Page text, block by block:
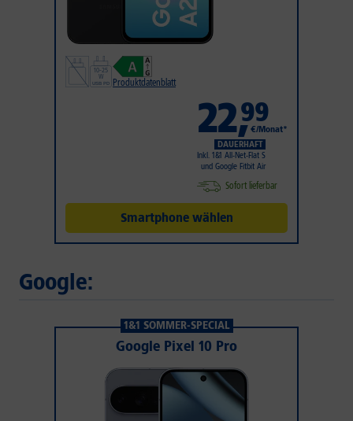
Produktdatenblatt
22,99
€/Monat*
DAUERHAFT
Inkl. 1&1 All-Net-Flat S
und Google Fitbit Air
Sofort lieferbar
Smartphone wählen
Google:
1&1 SOMMER-SPECIAL
Google Pixel 10 Pro